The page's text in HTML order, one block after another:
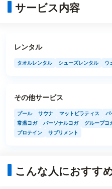
サービス内容
レンタル
タオルレンタル シューズレンタル ウ
その他サービス
プール サウナ マットピラティス パ
常温ヨガ
パーソナルヨガ グループヨ
プロテイン
サプリメント
こんな人におすす